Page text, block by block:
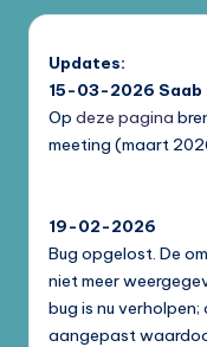
Updates:
15-03-2026
Op deze pagina
meeting (maart
19-02-2026
Bug opgelost. De
niet meer
bug is nu
aangepast